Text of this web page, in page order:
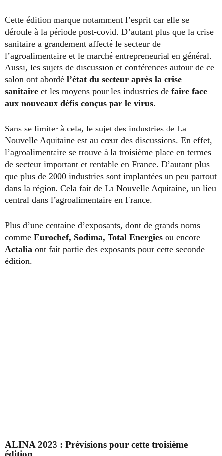
Cette édition marque notamment l’esprit car elle se
déroule à la période post-covid. D’autant plus que la crise
sanitaire a grandement affecté le secteur de
l’agroalimentaire et le marché entrepreneurial en général.
Aussi, les sujets de discussion et conférences autour de ce
salon ont abordé l’état du secteur après la crise
sanitaire et les moyens pour les industries de faire face
aux nouveaux défis conçus par le virus.
Sans se limiter à cela, le sujet des industries de La
Nouvelle Aquitaine est au cœur des discussions. En effet,
l’agroalimentaire se trouve à la troisième place en termes
de secteur important et rentable en France. D’autant plus
que plus de 2000 industries sont implantées un peu partout
dans la région. Cela fait de La Nouvelle Aquitaine, un lieu
central dans l’agroalimentaire en France.
Plus d’une centaine d’exposants, dont de grands noms
comme Eurochef, Sodima, Total Energies ou encore
Actalia ont fait partie des exposants pour cette seconde
édition.
ALINA 2023 : Prévisions pour cette troisième
édition